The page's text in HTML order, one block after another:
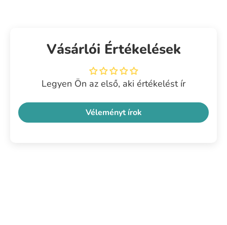
Vásárlói Értékelések
Legyen Ön az első, aki értékelést ír
Véleményt írok